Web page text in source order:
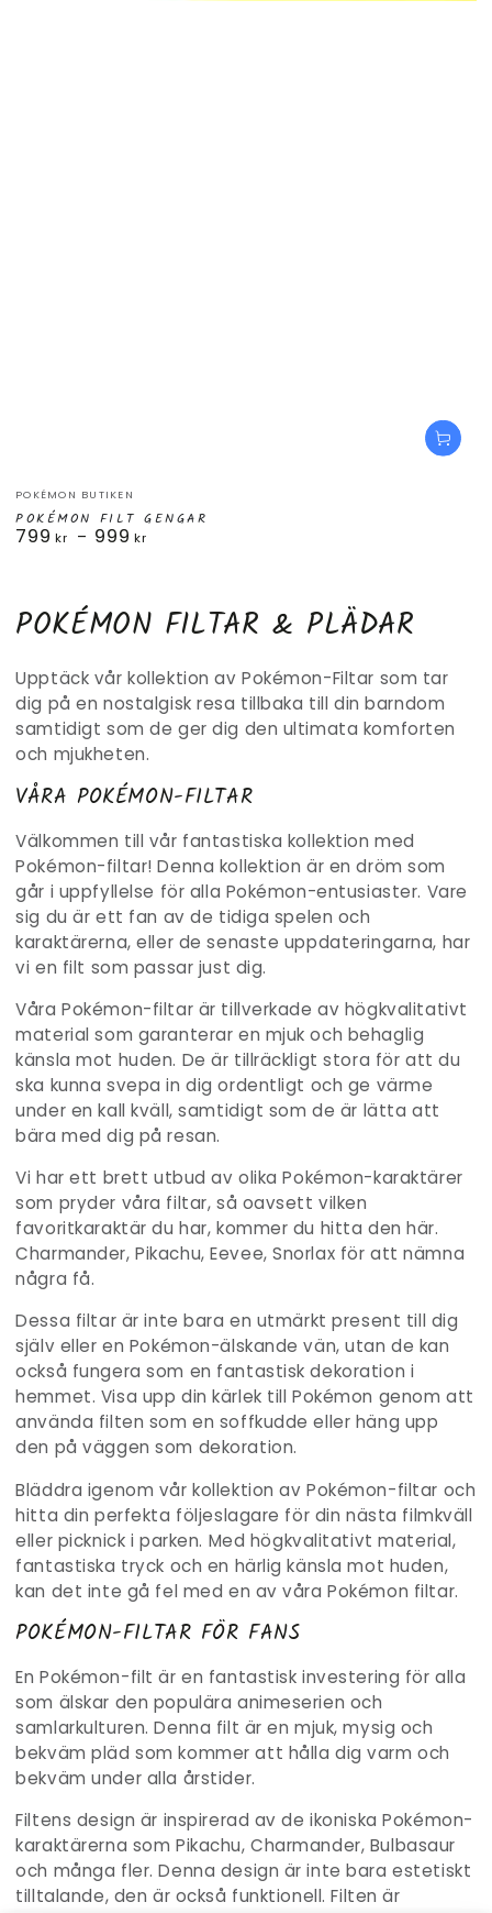
Säljare:
POKÉMON BUTIKEN
POKÉMON FILT GENGAR
Ordinarie
799 kr 999 kr
SAMLING:
POKÉMON FILTAR & PLÄDAR
Upptäck vår kollektion av Pokémon-Filtar som tar
dig på en nostalgisk resa tillbaka till din barndom
samtidigt som de ger dig den ultimata komforten
och mjukheten.
VÅRA POKÉMON-FILTAR
Välkommen till vår fantastiska kollektion med
Pokémon-filtar! Denna kollektion är en dröm som
går i uppfyllelse för alla Pokémon-entusiaster. Vare
sig du är ett fan av de tidiga spelen och
karaktärerna, eller de senaste uppdateringarna, har
vi en filt som passar just dig.
Våra Pokémon-filtar är tillverkade av högkvalitativt
material som garanterar en mjuk och behaglig
känsla mot huden. De är tillräckligt stora för att du
ska kunna svepa in dig ordentligt och ge värme
under en kall kväll, samtidigt som de är lätta att
bära med dig på resan.
Vi har ett brett utbud av olika Pokémon-karaktärer
som pryder våra filtar, så oavsett vilken
favoritkaraktär du har, kommer du hitta den här.
Charmander, Pikachu, Eevee, Snorlax för att nämna
några få.
Dessa filtar är inte bara en utmärkt present till dig
själv eller en Pokémon-älskande vän, utan de kan
också fungera som en fantastisk dekoration i
hemmet. Visa upp din kärlek till Pokémon genom att
använda filten som en soffkudde eller häng upp
den på väggen som dekoration.
Bläddra igenom vår kollektion av Pokémon-filtar och
hitta din perfekta följeslagare för din nästa filmkväll
eller picknick i parken. Med högkvalitativt material,
fantastiska tryck och en härlig känsla mot huden,
kan det inte gå fel med en av våra Pokémon filtar.
POKÉMON-FILTAR FÖR FANS
En Pokémon-filt är en fantastisk investering för alla
som älskar den populära animeserien och
samlarkulturen. Denna filt är en mjuk, mysig och
bekväm pläd som kommer att hålla dig varm och
bekväm under alla årstider.
Filtens design är inspirerad av de ikoniska Pokémon-
karaktärerna som Pikachu, Charmander, Bulbasaur
och många fler. Denna design är inte bara estetiskt
tilltalande, den är också funktionell. Filten är